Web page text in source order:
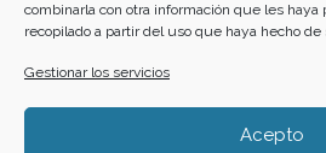
combinarla con otra información que les haya
recopilado a partir del uso que haya hecho de
Gestionar los servicios
Acepto
24 25 26 27
31